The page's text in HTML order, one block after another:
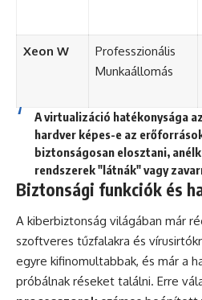
Xeon W
Professzionális
Munkaállomás
A virtualizáció hatékonysága
hardver képes-e az
biztonságosan elosztani,
rendszerek "látnák" vagy
Biztonsági funkciók és
A kiberbiztonság világában már
szoftveres tűzfalakra és
egyre kifinomultabbak, és már a
próbálnak réseket találni. Erre